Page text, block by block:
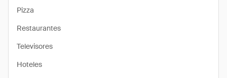
Pizza
Restaurantes
Televisores
Hoteles